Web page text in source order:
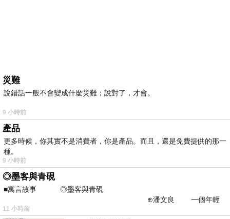
災難
說錯話一般不會變成什麼災難；說對了，才會。
9 小時前
產品
更多時候，你其實不是消費者，你是產品。而且，還是免費提供的那一
種。
9 小時前
◎墨客與青硯
■寓言故事 ◎墨客與青硯
⊕潘文良 一個年輕
的墨客，在京城的古玩肆裡
11 小時前